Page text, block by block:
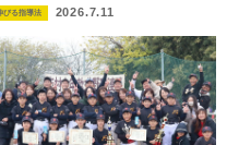
びる指導法 2026.7.11